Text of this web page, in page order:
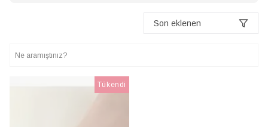
Son eklenen
Tükendi